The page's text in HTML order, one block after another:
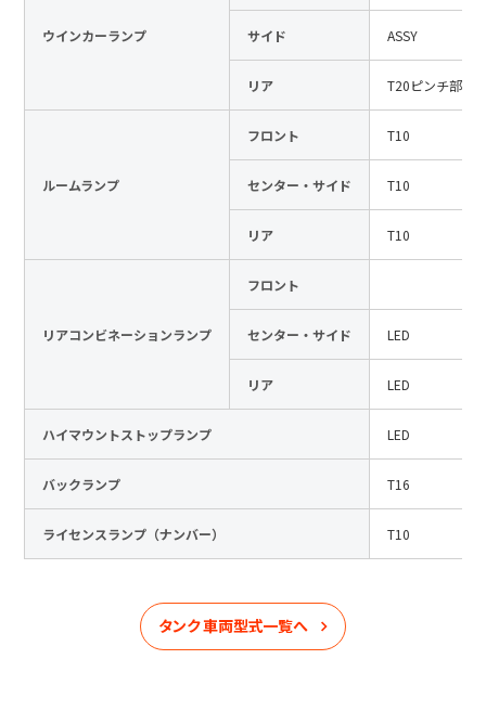
VFHY1104P、LLF0111A、ULR4B、SL035
ウインカーランプ サイド ASSY
リア T20ピンチ部違
ルームランプ
フロント T10
センター・サイド T10
リア T10
リアコンビネーションランプ
フロント
センター・サイド LED
リア LED
ハイマウントストップランプ LED
バックランプ T16
ライセンスランプ（ナンバー） T10
タンク車両型式一覧へ